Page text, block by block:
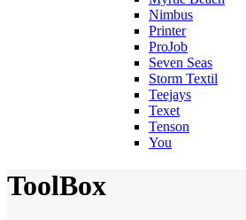
Nimbus
Printer
ProJob
Seven Seas
Storm Textil
Teejays
Texet
Tenson
You
ToolBox